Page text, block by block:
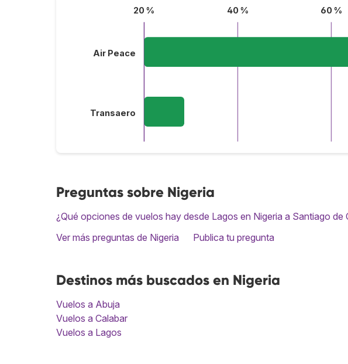
20 % 40 % 60 %
Air Peace
Transaero
Preguntas sobre Nigeria
¿Qué opciones de vuelos hay desde Lagos en Nigeria a Santiago de
Ver más preguntas de Nigeria
Publica tu pregunta
Destinos más buscados en Nigeria
Vuelos a Abuja
Vuelos a Calabar
Vuelos a Lagos